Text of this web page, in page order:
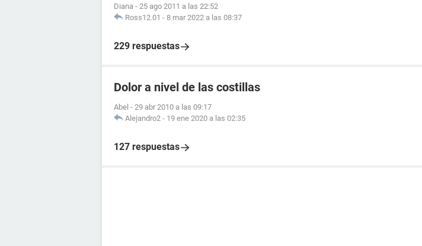
Diana - 25 ago 2011 a las 22:52
Ross12.01 - 8 mar 2022 a las 08:37
229 respuestas
Dolor a nivel de las costillas
Abel - 29 abr 2010 a las 09:17
Alejandro2 - 19 ene 2020 a las 02:35
127 respuestas